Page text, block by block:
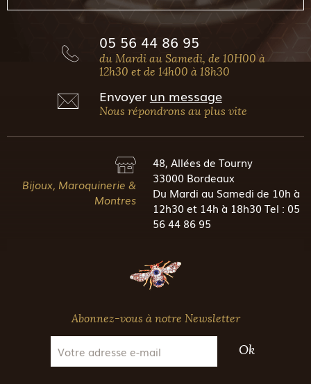
05 56 44 86 95
du Mardi au Samedi, de 10H00 à
12h30 et de 14h00 à 18h30
Envoyer un message
Nous répondrons au plus vite
Bijoux, Maroquinerie &
Montres
48, Allées de Tourny
33000 Bordeaux
Du Mardi au Samedi de 10h à
12h30 et 14h à 18h30 Tel : 05
56 44 86 95
Abonnez-vous à notre Newsletter
Ok